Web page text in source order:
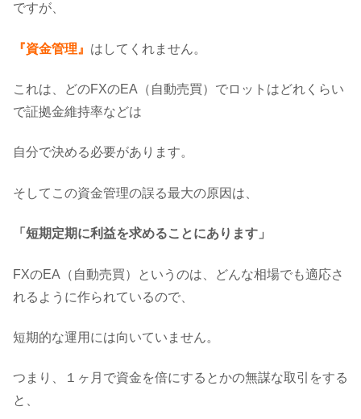
ですが、
『資金管理』 はしてくれません。
これは、どのFXのEA（自動売買）でロットはどれくらい
で証拠金維持率などは
自分で決める必要があります。
そしてこの資金管理の誤る最大の原因は、
「短期定期に利益を求めることにあります」
FXのEA（自動売買）というのは、どんな相場でも適応さ
れるように作られているので、
短期的な運用には向いていません。
つまり、１ヶ月で資金を倍にするとかの無謀な取引をする
と、